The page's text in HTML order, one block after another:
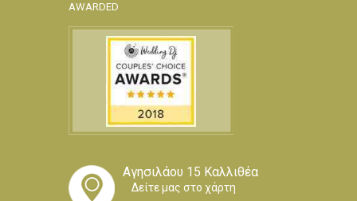
AWARDED
Αγησιλάου 15 Καλλιθέα
Δείτε μας στο χάρτη